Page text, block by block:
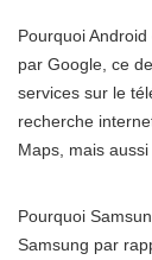
Pourquoi
par Google, ce
services sur le
recherche
Maps, mais
Pourquoi
Samsung par